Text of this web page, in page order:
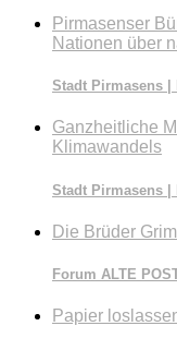
Pirmasenser
Nationen über
Stadt Pirmasens |
Ganzheitliche
Klimawandels
Stadt Pirmasens |
Die Brüder
Forum ALTE
Papier